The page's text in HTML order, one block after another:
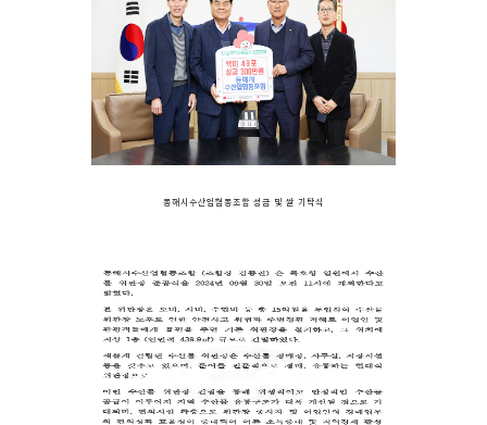
동해시수산업협동조합 성금 및 쌀 기탁식